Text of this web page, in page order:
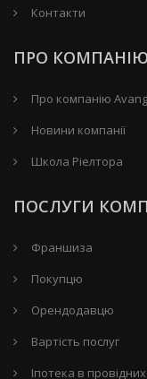
Контакти
ПРО КОМПАНІЮ
Про компанію
Новини компанії
Школа Ріелтора
ПОСЛУГИ
Франшиза
Покупцю
Орендодавцю
Вартість послуг
Іпотека в